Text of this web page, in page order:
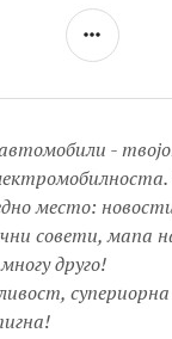
-
место:
совети, мапа
друго!
супериорна